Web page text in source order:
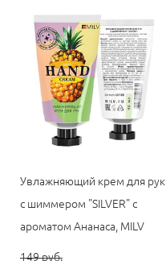
Увлажняющий крем для рук
с шиммером "SILVER" с
ароматом Ананаса, MILV
149 pуб.